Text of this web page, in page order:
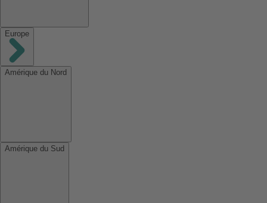
Europe
Amérique du Nord
Amérique du Sud